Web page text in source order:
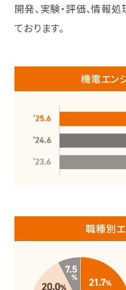
開発、実験・評価、情報
ております。
機電エン
職種別